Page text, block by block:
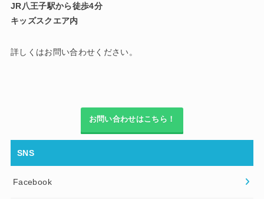
JR八王子駅から徒歩4分
キッズスクエア内
詳しくはお問い合わせください。
お問い合わせはこちら！
SNS
Facebook